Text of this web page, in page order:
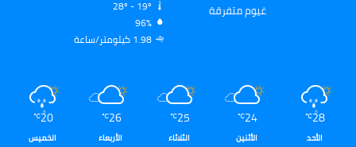
غيوم متفرقة
96%
1.98 كيلومتر/ساعة
28
℃
الأحد
24
℃
الأثنين
25
℃
الثلاثاء
26
℃
الأربعاء
20
℃
الخميس